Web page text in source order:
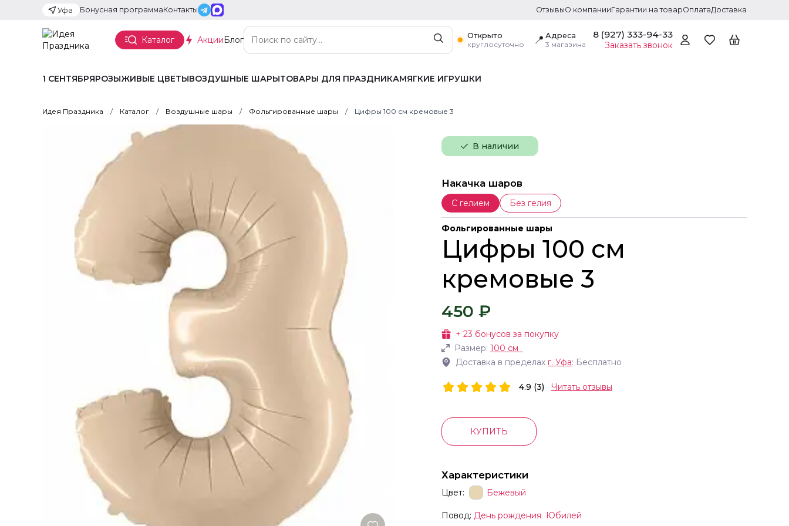
Уфа Бонусная программаКонтакты ОтзывыО компанииГарантии на товарОплатаДоставка
Каталог АкцииБлог
Открыто
круглосуточно
📍 Адреса
3 магазина
8 (927) 333-94-33
Заказать звонок
1 СЕНТЯБРЯРОЗЫЖИВЫЕ ЦВЕТЫВОЗДУШНЫЕ ШАРЫТОВАРЫ ДЛЯ ПРАЗДНИКАМЯГКИЕ ИГРУШКИ
Идея Праздника Каталог Воздушные шары Фольгированные шары Цифры 100 см кремовые 3
В наличии
Накачка шаров
С гелием Без гелия
Фольгированные шары
Цифры 100 см
кремовые 3
450 ₽
+ 23 бонусов за покупку
Размер: 100 см
Доставка в пределах г. Уфа: Бесплатно
4.9 (3) Читать отзывы
КУПИТЬ
Характеристики
Цвет: Бежевый
Повод: День рождения Юбилей